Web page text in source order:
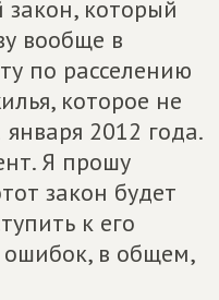
закон, который
вообще в
по расселению
которое не
2012 года.
Я прошу
закон будет
к его
в общем,